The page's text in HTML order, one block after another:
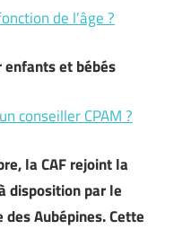
de l’âge ?
enfants et bébés
conseiller CPAM ?
la CAF rejoint la
disposition par le
Aubépines. Cette